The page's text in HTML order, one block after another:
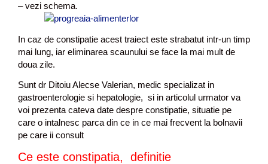
– vezi schema.
In caz de constipatie acest traiect este strabatut intr-un timp
mai lung, iar eliminarea scaunului se face la mai mult de
doua zile.
Sunt dr Ditoiu Alecse Valerian, medic specializat in
gastroenterologie si hepatologie, si in articolul urmator va
voi prezenta cateva date despre constipatie, situatie pe
care o intalnesc parca din ce in ce mai frecvent la bolnavii
pe care ii consult
Ce este constipatia, definitie